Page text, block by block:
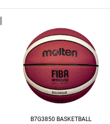
B7G3850 BASKETBALL